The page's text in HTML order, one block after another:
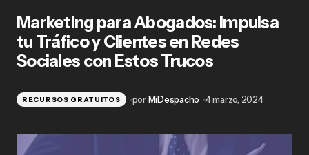
Marketing para Abogados: Impulsa
tu Tráfico y Clientes en Redes
Sociales con Estos Trucos
RECURSOS GRATUITOS porMiDespacho 4 marzo, 2024